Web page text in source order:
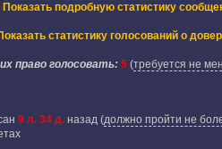
Показать подробную статистику
статистику голосований о
право голосовать: 5(требуется не
9 л. 34 д.назад(должно пройти не